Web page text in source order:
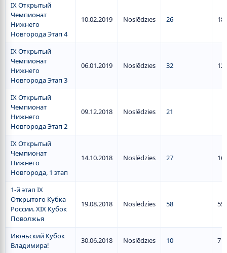
IX Открытый
Чемпионат
Нижнего
Новгорода Этап 4
10.02.2019 Noslēdzies 26 18
IX Открытый
Чемпионат
Нижнего
Новгорода Этап 3
06.01.2019 Noslēdzies 32 12
IX Открытый
Чемпионат
Нижнего
Новгорода Этап 2
09.12.2018 Noslēdzies 21
IX Открытый
Чемпионат
Нижнего
Новгорода, 1 этап
14.10.2018 Noslēdzies 27 16
1-й этап IX
Открытого Кубка
России. XIX Кубок
Поволжья
19.08.2018 Noslēdzies 58 55
Июньский Кубок
Владимира!
30.06.2018 Noslēdzies 10 7